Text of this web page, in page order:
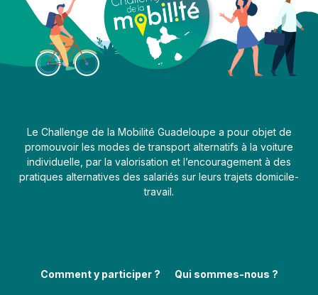
Le Challenge de la Mobilité Guadeloupe a pour objet de
promouvoir les modes de transport alternatifs à la voiture
individuelle, par la valorisation et l’encouragement à des
pratiques alternatives des salariés sur leurs trajets domicile-
travail.
Comment y participer ? Qui sommes-nous ?